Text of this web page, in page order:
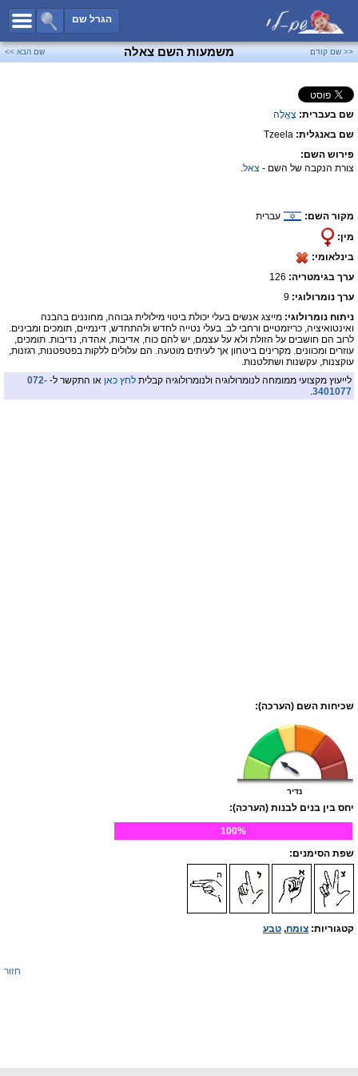
הגרל שם
כל השמות
שמות לבנים
<< שם קודם משמעות השם צאלה שם הבא >>
שם בעברית: צֶאֱלָה
שם באנגלית: Tzeela
פירוש השם:
צורת הנקבה של השם - צאל.
מקור השם:
עברית
מין:
בינלאומי:
ערך בגימטריה:
ערך נומרולוגי: 9
ניתוח נומרולוגי: מייצג אנשים בעלי יכולת ביטוי מילולית גבוהה, מחוננים בהבנה
ואינטואיציה, כריזמטיים ורחבי לב. בעלי נטייה לחדש ולהתחדש, דינמיים, תומכים ומבינים.
לרוב הם חושבים על הזולת ולא על עצמם, יש להם כוח, אדיבות, אהדה, נדיבות. תומכים,
עוזרים ומכוונים. מקרינים ביטחון אך לעיתים מוטעה. הם עלולים ללקות בפטפטנות, רגזנות,
עוקצנות, עקשנות ושתלטנות.
לייעוץ מקצועי ממומחה לנומרולוגיה ולנומרולוגיה קבלית לחץ כאן או התקשר ל- 072-
3401077
.
שכיחות השם (הערכה):
נדיר
יחס בין בנים לבנות (הערכה):
100%
שפת הסימנים:
קטגוריות: צומח, טבע
חזור